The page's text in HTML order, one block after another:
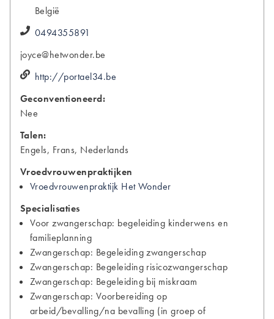
België
0494355891
joyce@hetwonder.be
http://portael34.be
Geconventioneerd:
Nee
Talen:
Engels, Frans, Nederlands
Vroedvrouwenpraktijken
Vroedvrouwenpraktijk Het Wonder
Specialisaties
Voor zwangerschap: begeleiding kinderwens en
familieplanning
Zwangerschap: Begeleiding zwangerschap
Zwangerschap: Begeleiding risicozwangerschap
Zwangerschap: Begeleiding bij miskraam
Zwangerschap: Voorbereiding op
arbeid/bevalling/na bevalling (in groep of